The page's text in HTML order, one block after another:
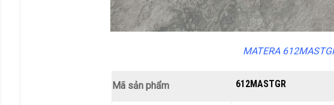
MATERA
Mã sản phẩm 612MASTGR